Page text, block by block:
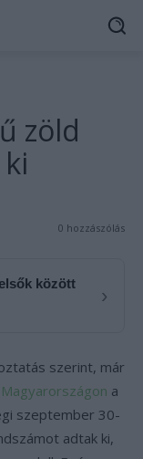
zöld
0 hozzászólás
között
›
szerint, már
a
szeptember 30-
adtak ki,